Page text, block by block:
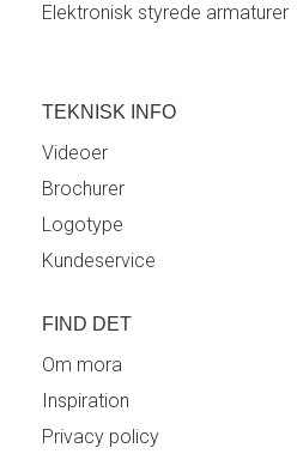
Elektronisk styrede armaturer
TEKNISK INFO
Videoer
Brochurer
Logotype
Kundeservice
FIND DET
Om mora
Inspiration
Privacy policy